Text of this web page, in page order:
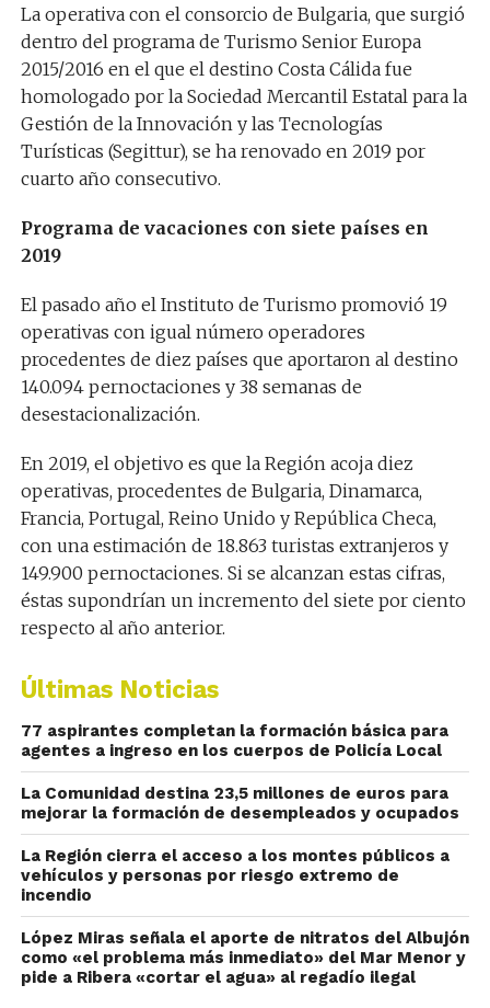
La operativa con el consorcio de Bulgaria, que surgió
dentro del programa de Turismo Senior Europa
2015/2016 en el que el destino Costa Cálida fue
homologado por la Sociedad Mercantil Estatal para la
Gestión de la Innovación y las Tecnologías
Turísticas (Segittur), se ha renovado en 2019 por
cuarto año consecutivo.
Programa de vacaciones con siete países en
2019
El pasado año el Instituto de Turismo promovió 19
operativas con igual número operadores
procedentes de diez países que aportaron al destino
140.094 pernoctaciones y 38 semanas de
desestacionalización.
En 2019, el objetivo es que la Región acoja diez
operativas, procedentes de Bulgaria, Dinamarca,
Francia, Portugal, Reino Unido y República Checa,
con una estimación de 18.863 turistas extranjeros y
149.900 pernoctaciones. Si se alcanzan estas cifras,
éstas supondrían un incremento del siete por ciento
respecto al año anterior.
Últimas Noticias
77 aspirantes completan la formación básica para
agentes a ingreso en los cuerpos de Policía Local
La Comunidad destina 23,5 millones de euros para
mejorar la formación de desempleados y ocupados
La Región cierra el acceso a los montes públicos a
vehículos y personas por riesgo extremo de
incendio
López Miras señala el aporte de nitratos del Albujón
como «el problema más inmediato» del Mar Menor y
pide a Ribera «cortar el agua» al regadío ilegal